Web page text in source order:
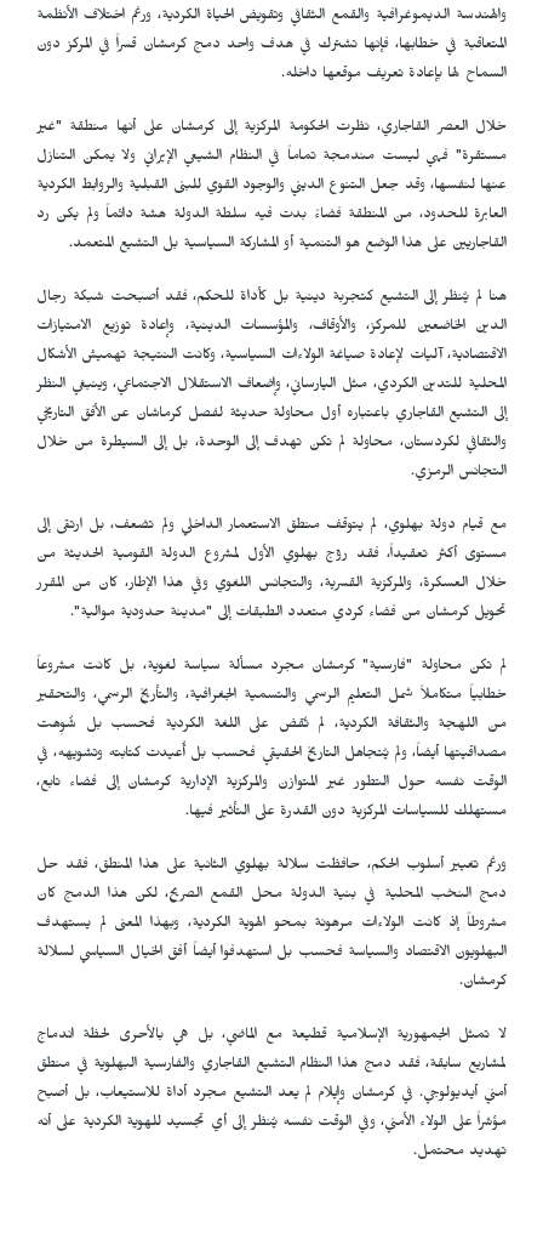
والهندسة الديموغرافية والقمع الثقافي وتقويض الحياة الكردية، ورغم اختلاف الأنظمة
المتعاقبة في خطابها، فإنها تشترك في هدف واحد دمج كرمشان قسراً في المركز دون
السماح لها بإعادة تعريف موقعها داخله.
خلال العصر القاجاري، نظرت الحكومة المركزية إلى كرمشان على أنها منطقة "غير
مستقرة" فهي ليست مندمجة تماماً في النظام الشيعي الإيراني ولا يمكن التنازل
عنها لنفسها، وقد جعل التنوع الديني والوجود القوي للبنى القبلية والروابط الكردية
العابرة للحدود، من المنطقة فضاءً بدت فيه سلطة الدولة هشة دائماً ولم يكن رد
القاجاريين على هذا الوضع هو التنمية أو المشاركة السياسية بل التشيع المتعمد.
هنا لم يُنظر إلى التشيع كتجربة دينية بل كأداة للحكم، فقد أصبحت شبكة رجال
الدين الخاضعين للمركز، والأوقاف، والمؤسسات الدينية، وإعادة توزيع الامتيازات
الاقتصادية، آليات لإعادة صياغة الولاءات السياسية، وكانت النتيجة تهميش الأشكال
المحلية للتدين الكردي، مثل اليارساني، وإضعاف الاستقلال الاجتماعي، وينبغي النظر
إلى التشيع القاجاري باعتباره أول محاولة حديثة لفصل كرماشان عن الأفق التاريخي
والثقافي لكردستان، محاولة لم تكن تهدف إلى الوحدة، بل إلى السيطرة من خلال
التجانس الرمزي.
مع قيام دولة بهلوي، لم يتوقف منطق الاستعمار الداخلي ولم تضعف، بل ارتقى إلى
مستوى أكثر تعقيداً، فقد روّج بهلوي الأول لمشروع الدولة القومية الحديثة من
خلال العسكرة، والمركزية القسرية، والتجانس اللغوي وفي هذا الإطار، كان من المقرر
تحويل كرمشان من فضاء كردي متعدد الطبقات إلى "مدينة حدودية موالية".
لم تكن محاولة "فارسية" كرمشان مجرد مسألة سياسة لغوية، بل كانت مشروعاً
خطابياً متكاملاً شمل التعليم الرسمي والتسمية الجغرافية، والتأريخ الرسمي، والتحقير
من اللهجة والثقافة الكردية، لم تُقض على اللغة الكردية فحسب بل شُوِهت
مصداقيتها أيضاً، ولم يُتجاهل التاريخ الحقيقي فحسب بل أُعيدت كتابته وتشويهه، في
الوقت نفسه حول التطور غير المتوازن والمركزية الإدارية كرمشان إلى فضاء تابع،
مستهلك للسياسات المركزية دون القدرة على التأثير فيها.
ورغم تغيير أسلوب الحكم، حافظت سلالة بهلوي الثانية على هذا المنطق، فقد حل
دمج النخب المحلية في بنية الدولة محل القمع الصريح، لكن هذا الدمج كان
مشروطاً إذ كانت الولاءات مرهونة بمحو الهوية الكردية، وبهذا المعنى لم يستهدف
البهلويون الاقتصاد والسياسة فحسب بل استهدفوا أيضاً أفق الخيال السياسي لسلالة
كرمشان.
لا تمثل الجمهورية الإسلامية قطيعة مع الماضي، بل هي بالأحرى لحظة اندماج
لمشاريع سابقة، فقد دمج هذا النظام التشيع القاجاري والفارسية البهلوية في منطق
أمني أيديولوجي. في كرمشان وإيلام لم يعد التشيع مجرد أداة للاستيعاب، بل أصبح
مؤشراً على الولاء الأمني، وفي الوقت نفسه يُنظر إلى أي تجسيد للهوية الكردية على أنه
تهديد محتمل.